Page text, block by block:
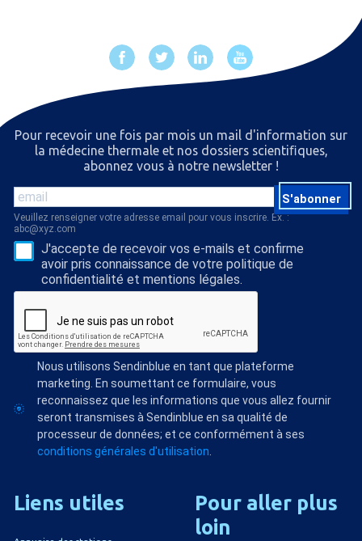
Pour recevoir une fois par mois un mail d'information sur
la médecine thermale et nos dossiers scientiﬁques,
abonnez vous à notre newsletter !
S'abonner
Veuillez renseigner votre adresse email pour vous inscrire. Ex. :
abc@xyz.com
J'accepte de recevoir vos e-mails et confirme
avoir pris connaissance de votre politique de
confidentialité et mentions légales.
Nous utilisons Sendinblue en tant que plateforme
marketing. En soumettant ce formulaire, vous
reconnaissez que les informations que vous allez fournir
seront transmises à Sendinblue en sa qualité de
processeur de données; et ce conformément à ses
conditions générales d'utilisation
Liens utiles Pour aller plus
loin